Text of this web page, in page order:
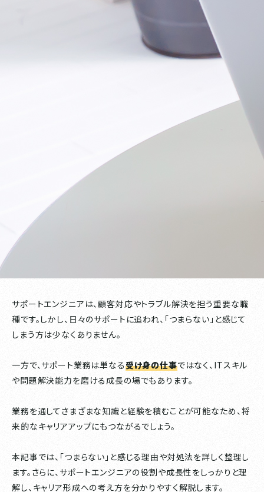
サポートエンジニアは、顧客対応やトラブル解決を担う重要な職
種です。しかし、日々のサポートに追われ、「つまらない」と感じて
しまう方は少なくありません。
一方で、サポート業務は単なる受け身の仕事ではなく、ITスキル
や問題解決能力を磨ける成長の場でもあります。
業務を通してさまざまな知識と経験を積むことが可能なため、将
来的なキャリアアップにもつながるでしょう。
本記事では、「つまらない」と感じる理由や対処法を詳しく整理し
ます。さらに、サポートエンジニアの役割や成長性をしっかりと理
解し、キャリア形成への考え方を分かりやすく解説します。